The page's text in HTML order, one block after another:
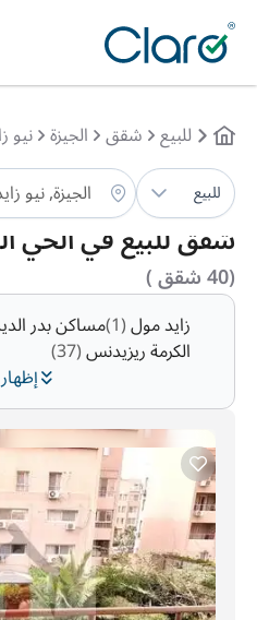
للبيع شقق الجيزة نيو
للبيع
شقق للبيع في الحي
(40 شقق )
الترتيب:تلقائي
زايد مول(1) مساكن بدر
الكرمة ريزيدنس(37)